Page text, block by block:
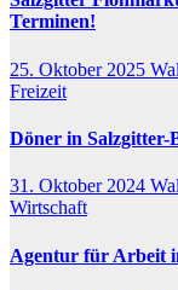
Terminen!
25. Oktober 2025
Freizeit
Döner in Salzgitter-
31. Oktober 2024
Wirtschaft
Agentur für Arbeit